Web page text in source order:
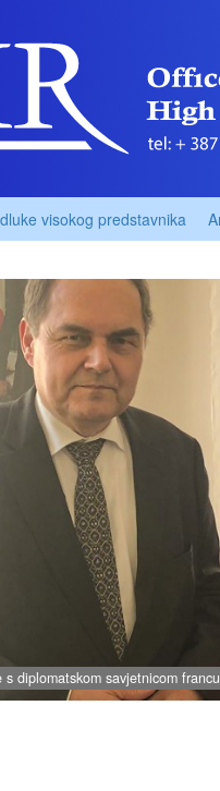
visokog predstavnika
diplomatskom savjetnicom